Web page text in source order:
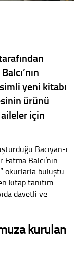
yeni kitabı
ürünü
için
Bacıyan-ı
Balcı’nın
okurlarla buluştu.
kitap tanıtım
davetli ve
kurulan